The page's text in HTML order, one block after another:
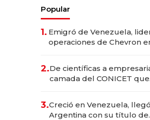
Popular
1. Emigró de Venezuela,
operaciones de Chevron
2.De científicas a
camada del CONICET que
3.Creció en Venezuela,
Argentina con su título de